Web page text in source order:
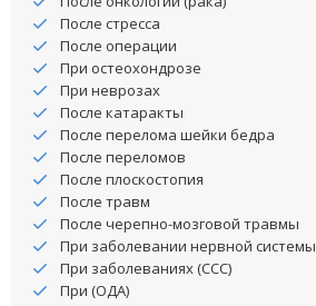
После стресса
После операции
При остеохондрозе
При неврозах
После катаракты
После перелома шейки бедра
После переломов
После плоскостопия
После травм
После черепно-мозговой травмы
При заболевании нервной системы
При заболеваниях (ССС)
При (ОДА)